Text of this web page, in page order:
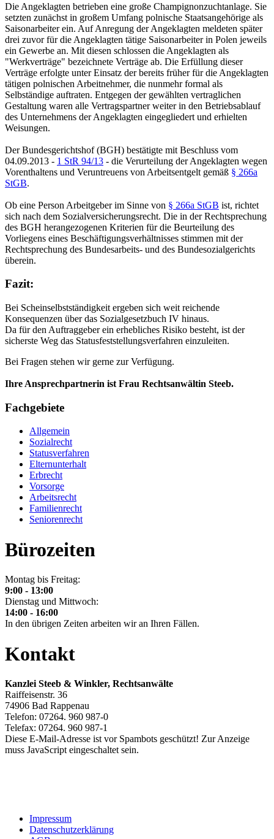
Die Angeklagten betrieben eine große Champignonzuchtanlage. Sie
setzten zunächst in großem Umfang polnische Staatsangehörige als
Saisonarbeiter ein. Auf Anregung der Angeklagten meldeten später
drei zuvor für die Angeklagten tätige Saisonarbeiter in Polen jeweils
ein Gewerbe an. Mit diesen schlossen die Angeklagten als
"Werkverträge" bezeichnete Verträge ab. Die Erfüllung dieser
Verträge erfolgte unter Einsatz der bereits früher für die Angeklagten
tätigen polnischen Arbeitnehmer, die nunmehr formal als
Selbständige auftraten. Entgegen der gewählten vertraglichen
Gestaltung waren alle Vertragspartner weiter in den Betriebsablauf
des Unternehmens der Angeklagten eingegliedert und erhielten
Weisungen.
Der Bundesgerichtshof (BGH) bestätigte mit Beschluss vom
04.09.2013 - 1 StR 94/13 - die Verurteilung der Angeklagten wegen
Vorenthaltens und Veruntreuens von Arbeitsentgelt gemäß § 266a
StGB.
Ob eine Person Arbeitgeber im Sinne von § 266a StGB ist, richtet
sich nach dem Sozialversicherungsrecht. Die in der Rechtsprechung
des BGH herangezogenen Kriterien für die Beurteilung des
Vorliegens eines Beschäftigungsverhältnisses stimmen mit der
Rechtsprechung des Bundesarbeits- und des Bundesozialgerichts
überein.
Fazit:
Bei Scheinselbstständigkeit ergeben sich weit reichende
Konsequenzen über das Sozialgesetzbuch IV hinaus.
Da für den Auftraggeber ein erhebliches Risiko besteht, ist der
sicherste Weg das Statusfeststellungsverfahren einzuleiten.
Bei Fragen stehen wir gerne zur Verfügung.
Ihre Ansprechpartnerin ist Frau Rechtsanwältin Steeb.
Fachgebiete
Allgemein
Sozialrecht
Statusverfahren
Elternunterhalt
Erbrecht
Vorsorge
Arbeitsrecht
Familienrecht
Seniorenrecht
Bürozeiten
Montag bis Freitag:
9:00 - 13:00
Dienstag und Mittwoch:
14:00 - 16:00
In den übrigen Zeiten arbeiten wir an Ihren Fällen.
Kontakt
Kanzlei Steeb & Winkler, Rechtsanwälte
Raiffeisenstr. 36
74906 Bad Rappenau
Telefon: 07264. 960 987-0
Telefax: 07264. 960 987-1
Diese E-Mail-Adresse ist vor Spambots geschützt! Zur Anzeige
muss JavaScript eingeschaltet sein.
Impressum
Datenschutzerklärung